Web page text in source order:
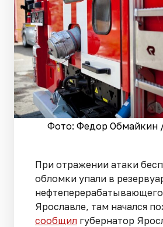
Фото: Федор Обмайкин
При отражении атаки
обломки упали в
Ярославле, там начался
сообщил губернатор